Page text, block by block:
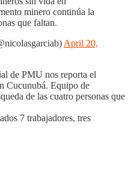
minero continúa la
que faltan.
April 20,
de PMU nos reporta el
Cucunubá. Equipo de
de las cuatro personas que
7 trabajadores, tres